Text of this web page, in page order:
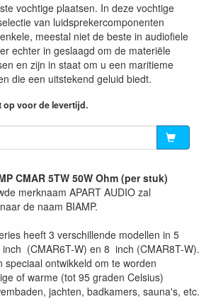
vochtige plaatsen. In deze vochtige
van luidsprekercomponenten
meestal niet de beste in audiofiele
echter in geslaagd om de materiële
en zijn in staat om u een maritieme
die een uitstekend geluid biedt.
op voor de levertijd.
CMAR 5TW 50W Ohm (per stuk)
merknaam APART AUDIO zal
de naam BIAMP.
heeft 3 verschillende modellen in 5
(CMAR6T-W) en 8 inch (CMAR8T-W).
speciaal ontwikkeld om te worden
of warme (tot 95 graden Celsius)
jachten, badkamers, sauna's, etc.